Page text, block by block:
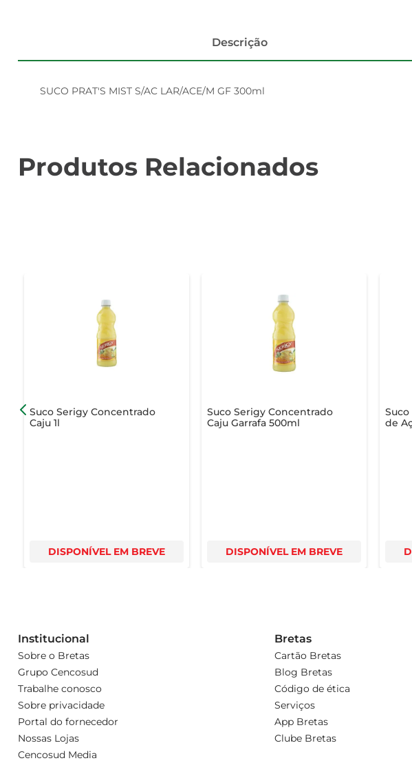
Descrição
SUCO PRAT'S MIST S/AC LAR/ACE/M GF 300ml
Produtos Relacionados
Suco Serigy Concentrado
Caju 1l
DISPONÍVEL EM BREVE
Suco Serigy Concentrado
Caju Garrafa 500ml
DISPONÍVEL EM BREVE
de
Institucional
Sobre o Bretas
Grupo Cencosud
Trabalhe conosco
Sobre privacidade
Portal do fornecedor
Nossas Lojas
Cencosud Media
Bretas
Cartão Bretas
Blog Bretas
Código de ética
Serviços
App Bretas
Clube Bretas